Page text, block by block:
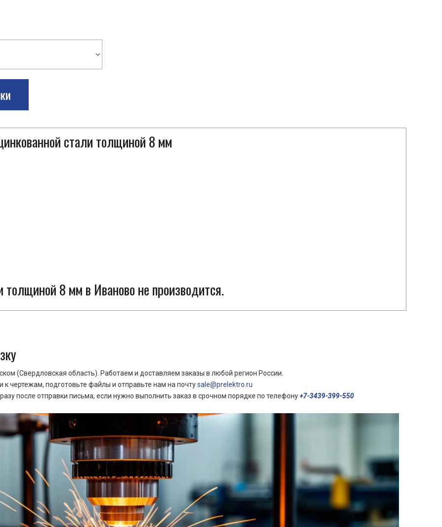
стали толщиной 8 мм
толщиной 8 мм в Иваново не производится.
(Свердловская область). Работаем и доставляем заказы в любой регион России.
чертежам, подготовьте файлы и отправьте нам на почтуsale@prelektro.ru
после отправки письма, если нужно выполнить заказ в срочном порядке по телефону+7-3439-399-550